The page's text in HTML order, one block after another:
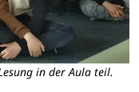
in der Aula teil.